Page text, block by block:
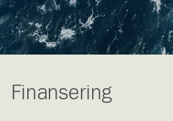
Finansering